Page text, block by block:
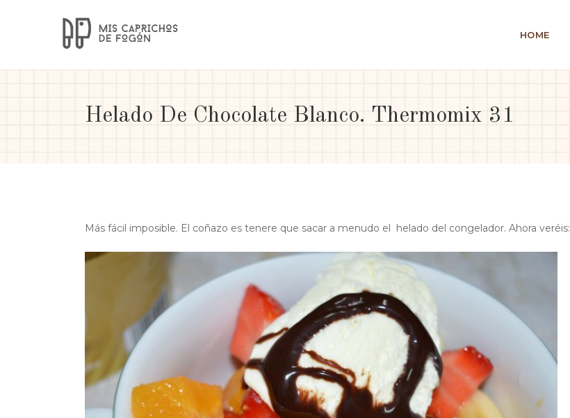
HOME
Helado De Chocolate Blanco. Thermomix 31
Más fácil imposible. El coñazo es tenere que sacar a menudo el helado del congelador. Ahora veréis: